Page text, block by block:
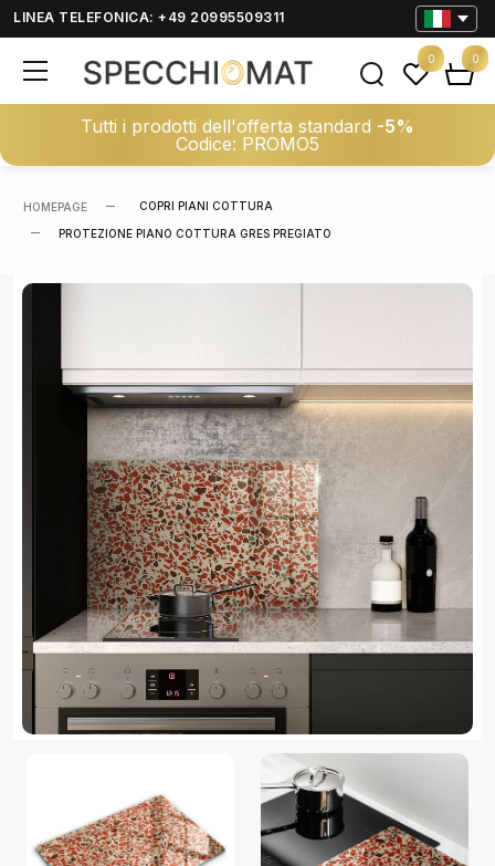
LINEA TELEFONICA: +49 20995509311
Tutti i prodotti dell'offerta standard -5%
Codice: PROMO5
0 0
HOMEPAGE COPRI PIANI COTTURA
PROTEZIONE PIANO COTTURA GRES PREGIATO